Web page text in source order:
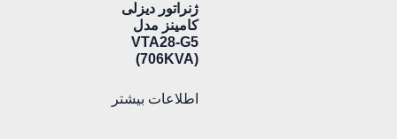
ژنراتور دیزلی
کامینز مدل
VTA28-G5
(706KVA)
اطلاعات بیشتر